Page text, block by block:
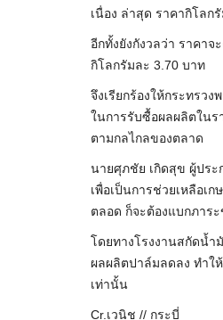
เนื่อง ล่าสุด ราคากิโลก
อีกทั้งยังกังวลว่า ราคาจ
กิโลกรัมละ 3.70 บาท
จึงเรียกร้องให้กระทรว
ในการรับซื้อผลผลิตในร
ตามกลไกลของตลาด
นายศุภชัย เกิดสุข ผู้ประ
เพื่อเป็นการช่วยเหลือเ
ตลอด ก็จะต้องแบกภาร
โดยทางโรงงานสกัดน้ำ
ผลผลิตปาล์มลดลง ทำใ
เท่านั้น
Cr.เวนิช // กระบี่